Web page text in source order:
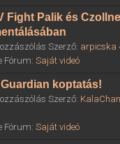
Fight Palik és
Szerző: arpicska
Fórum: Saját videó
koptatás!
Szerző:
Fórum: Saját videó